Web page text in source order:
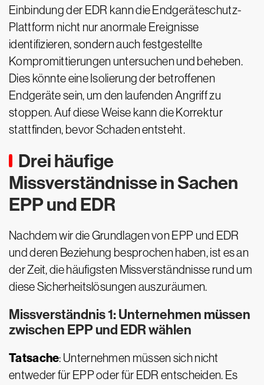
Einbindung der EDR kann die Endgeräteschutz-
Plattform nicht nur anormale Ereignisse
identifizieren, sondern auch festgestellte
Kompromittierungen untersuchen und beheben.
Dies könnte eine Isolierung der betroffenen
Endgeräte sein, um den laufenden Angriff zu
stoppen. Auf diese Weise kann die Korrektur
stattfinden, bevor Schaden entsteht.
Drei häufige
Missverständnisse in Sachen
EPP und EDR
Nachdem wir die Grundlagen von EPP und EDR
und deren Beziehung besprochen haben, ist es an
der Zeit, die häufigsten Missverständnisse rund um
diese Sicherheitslösungen auszuräumen.
Missverständnis 1: Unternehmen müssen
zwischen EPP und EDR wählen
Tatsache: Unternehmen müssen sich nicht
entweder für EPP oder für EDR entscheiden. Es